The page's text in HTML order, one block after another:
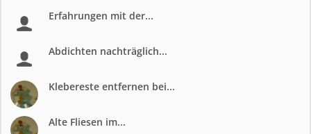
Erfahrungen mit der...
Abdichten nachträglich...
Klebereste entfernen bei...
Alte Fliesen im...